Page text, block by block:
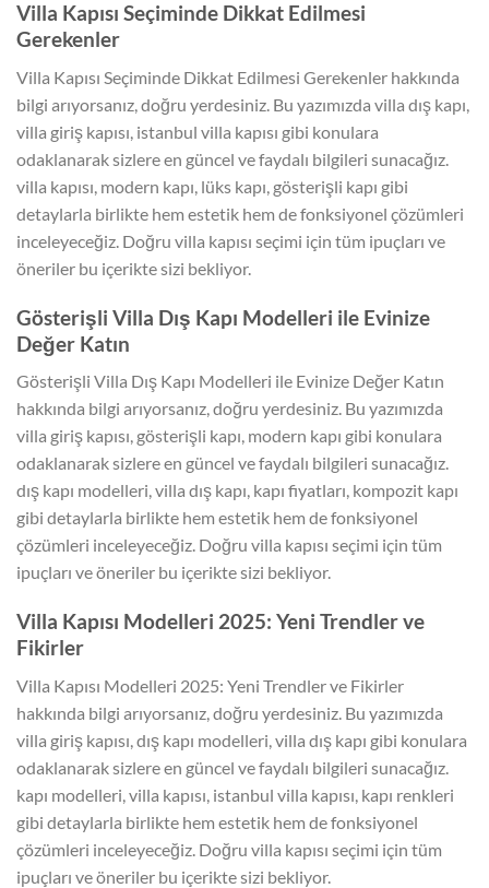
Villa Kapısı Seçiminde Dikkat Edilmesi
Gerekenler
Villa Kapısı Seçiminde Dikkat Edilmesi Gerekenler hakkında
bilgi arıyorsanız, doğru yerdesiniz. Bu yazımızda villa dış kapı,
villa giriş kapısı, istanbul villa kapısı gibi konulara
odaklanarak sizlere en güncel ve faydalı bilgileri sunacağız.
villa kapısı, modern kapı, lüks kapı, gösterişli kapı gibi
detaylarla birlikte hem estetik hem de fonksiyonel çözümleri
inceleyeceğiz. Doğru villa kapısı seçimi için tüm ipuçları ve
öneriler bu içerikte sizi bekliyor.
Gösterişli Villa Dış Kapı Modelleri ile Evinize
Değer Katın
Gösterişli Villa Dış Kapı Modelleri ile Evinize Değer Katın
hakkında bilgi arıyorsanız, doğru yerdesiniz. Bu yazımızda
villa giriş kapısı, gösterişli kapı, modern kapı gibi konulara
odaklanarak sizlere en güncel ve faydalı bilgileri sunacağız.
dış kapı modelleri, villa dış kapı, kapı fiyatları, kompozit kapı
gibi detaylarla birlikte hem estetik hem de fonksiyonel
çözümleri inceleyeceğiz. Doğru villa kapısı seçimi için tüm
ipuçları ve öneriler bu içerikte sizi bekliyor.
Villa Kapısı Modelleri 2025: Yeni Trendler ve
Fikirler
Villa Kapısı Modelleri 2025: Yeni Trendler ve Fikirler
hakkında bilgi arıyorsanız, doğru yerdesiniz. Bu yazımızda
villa giriş kapısı, dış kapı modelleri, villa dış kapı gibi konulara
odaklanarak sizlere en güncel ve faydalı bilgileri sunacağız.
kapı modelleri, villa kapısı, istanbul villa kapısı, kapı renkleri
gibi detaylarla birlikte hem estetik hem de fonksiyonel
çözümleri inceleyeceğiz. Doğru villa kapısı seçimi için tüm
ipuçları ve öneriler bu içerikte sizi bekliyor.